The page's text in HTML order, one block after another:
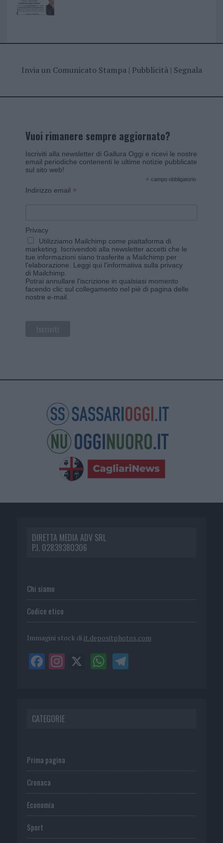
Invia un Comunicato Stampa| Pubblicità| Segnala
Vuoi rimanere sempre aggiornato?
Iscriviti alla newsletter di Gallura Oggi e ricevi le nostre
email periodiche contenenti le ultime notizie pubblicate
sul sito web!
* campo obbligatorio
Indirizzo email *
Privacy
Utilizziamo Mailchimp come piattaforma di
marketing. Iscrivendoti alla newsletter accetti che le
tue informazioni siano trasferite a Mailchimp per
l'elaborazione. Leggi qui l'informativa sulla privacy
di Mailchimp
Potrai annullare l'iscrizione in qualsiasi momento
facendo clic sul collegamento nel piè di pagina delle
nostre e-mail.
DIRETTA MEDIA ADV SRL
P.I. 02839380306
Chi siamo
Codice etico
Immagini stock di it.depositphotos.com
CATEGORIE
Prima pagina
Cronaca
Economia
Sport